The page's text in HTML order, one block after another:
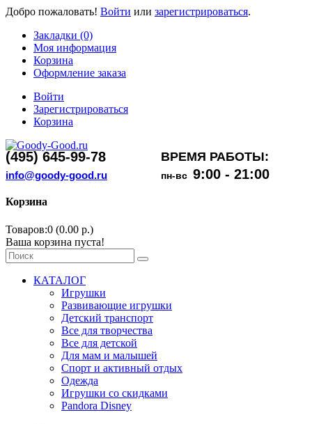
Добро пожаловать! Войти или зарегистрироваться.
Закладки (0)
Моя информация
Корзина
Оформление заказа
Войти
Зарегистрироваться
Корзина
(495) 645-99-78 ВРЕМЯ РАБОТЫ:
info@goody-good.ru пн-вс 9:00 - 21:00
Корзина
Товаров:0 (0.00 р.)
Ваша корзина пуста!
КАТАЛОГ
Игрушки
Развивающие игрушки
Детский транспорт
Все для творчества
Все для детской
Для мам и малышей
Спорт и активный отдых
Одежда
Игрушки со скидками
Pandora Disney